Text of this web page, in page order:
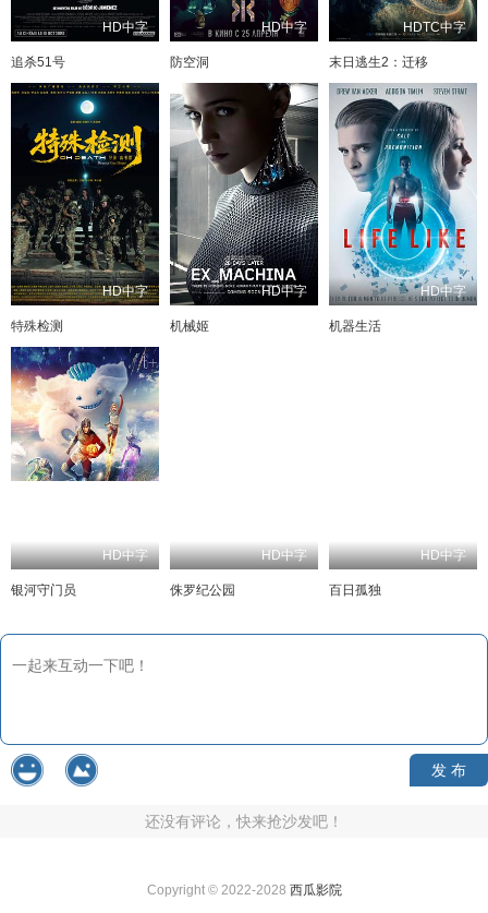
HD中字
追杀51号
HD中字
防空洞
HDTC中字
末日逃生2：迁移
HD中字
特殊检测
HD中字
机械姬
HD中字
机器生活
HD中字
银河守门员
HD中字
侏罗纪公园
HD中字
百日孤独
发 布
还没有评论，快来抢沙发吧！
Copyright © 2022-2028 西瓜影院